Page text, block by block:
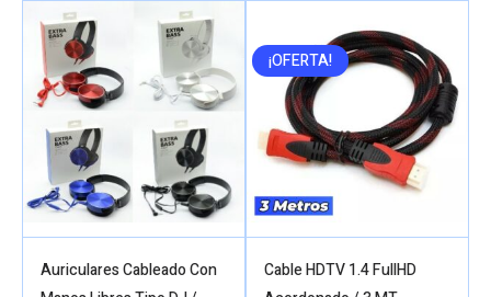
Auriculares Cableado Con
¡OFERTA!
Cable HDTV 1.4 FullHD